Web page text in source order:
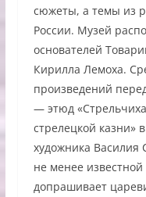
сюжеты, а темы из
России. Музей
основателей
Кирилла Лемоха.
произведений
— этюд
стрелецкой казни»
художника Василия
не менее
допрашивает